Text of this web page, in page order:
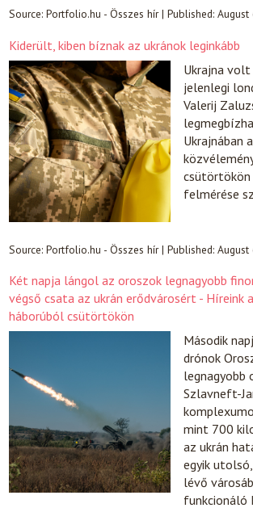
Source:Portfolio.hu - Összes hír|Published:August
Kiderült, kiben bíznak az ukránok leginkább
Ukrajna volt
jelenlegi
Valerij
Ukrajnában
felmérése
Source:Portfolio.hu - Összes hír|Published:August
Két napja lángol az oroszok legnagyobb
végső csata az ukrán erődvárosért - Híreink
háborúból csütörtökön
Második
drónok
Szlavneft-
mint 700
az ukrán
egyik
lévő
funkcionáló